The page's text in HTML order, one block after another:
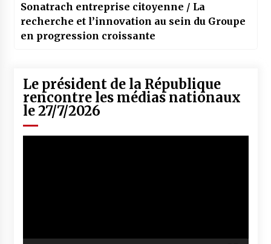
Sonatrach entreprise citoyenne / La
recherche et l’innovation au sein du Groupe
en progression croissante
Le président de la République
rencontre les médias nationaux
le 27/7/2026